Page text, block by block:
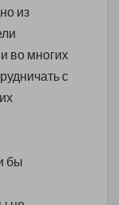
из
во многих
с
бы